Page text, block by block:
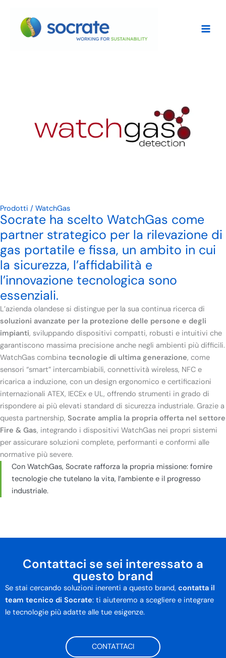
contenuto
Prodotti / WatchGas
Socrate ha scelto WatchGas come
partner strategico per la rilevazione di
gas portatile e fissa, un ambito in cui
la sicurezza, l’affidabilità e
l’innovazione tecnologica sono
essenziali.
L’azienda olandese si distingue per la sua continua ricerca di
soluzioni avanzate per la protezione delle persone e degli
impianti, sviluppando dispositivi compatti, robusti e intuitivi che
garantiscono massima precisione anche negli ambienti più difficili.
WatchGas combina tecnologie di ultima generazione, come
sensori “smart” intercambiabili, connettività wireless, NFC e
ricarica a induzione, con un design ergonomico e certificazioni
internazionali ATEX, IECEx e UL, offrendo strumenti in grado di
rispondere ai più elevati standard di sicurezza industriale. Grazie a
questa partnership, Socrate amplia la propria offerta nel settore
Fire & Gas, integrando i dispositivi WatchGas nei propri sistemi
per assicurare soluzioni complete, performanti e conformi alle
normative più severe.
Con WatchGas, Socrate rafforza la propria missione: fornire
tecnologie che tutelano la vita, l’ambiente e il progresso
industriale.
Contattaci se sei interessato a
questo brand
Se stai cercando soluzioni inerenti a questo brand, contatta il
team tecnico di Socrate: ti aiuteremo a scegliere e integrare
le tecnologie più adatte alle tue esigenze.
CONTATTACI